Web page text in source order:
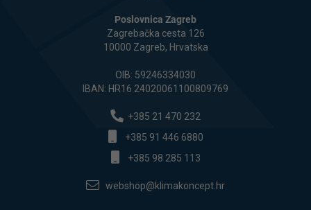
Poslovnica Zagreb
Zagrebačka cesta 126
10000 Zagreb, Hrvatska
OIB: 59246334030
IBAN: HR16 24020061100809769
+385 21 470 232
+385 91 446 6880
+385 98 285 113
webshop@klimakoncept.hr